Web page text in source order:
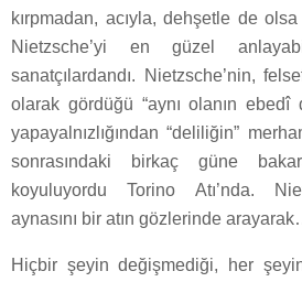
kırpmadan, acıyla, dehşetle de
Nietzsche’yi en güzel
sanatçılardandı. Nietzsche’nin,
olarak gördüğü “aynı olanın ebedî
yapayalnızlığından “deliliğin”
sonrasındaki birkaç güne
koyuluyordu Torino Atı’nda.
aynasını bir atın gözlerinde
Hiçbir şeyin değişmediği, her